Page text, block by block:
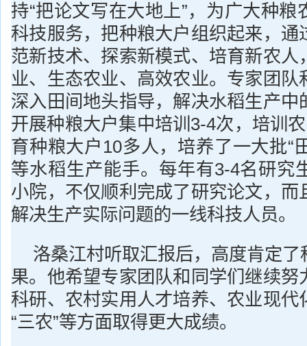
持“把论文写在大地上”，为广大种粮
科技服务，把种粮大户组织起来，通
范新技术、探索新模式、培育新农人
业、生态农业、高效农业。专家团队
深入田间地头指导，解决水稻生产中
开展种粮大户集中培训3-4次，培训
育种粮大户10多人，培养了一大批“
等水稻生产能手。每年有3-4名研究
小院，不仅顺利完成了研究论文，而
解决生产实际问题的一线科技人员。
洛桑江村听取汇报后，高度肯定
果。他希望专家团队和同学们继续努
科研、农村实用人才培养、农业现代
“三农”等方面取得更大成绩。